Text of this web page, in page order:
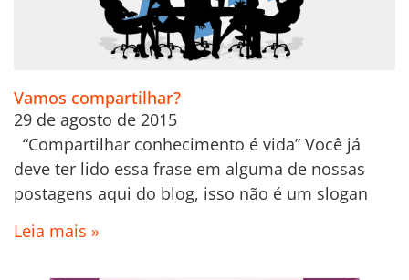
Vamos compartilhar?
29 de agosto de 2015
“Compartilhar conhecimento é vida” Você já
deve ter lido essa frase em alguma de nossas
postagens aqui do blog, isso não é um slogan
Leia mais »